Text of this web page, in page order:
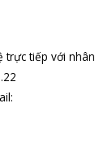
trực tiếp với nhân